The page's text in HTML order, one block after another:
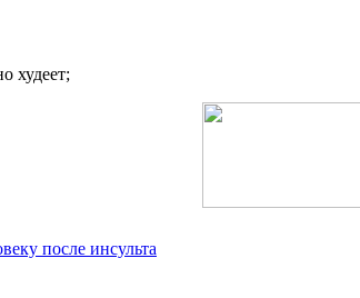
худеет;
после инсульта